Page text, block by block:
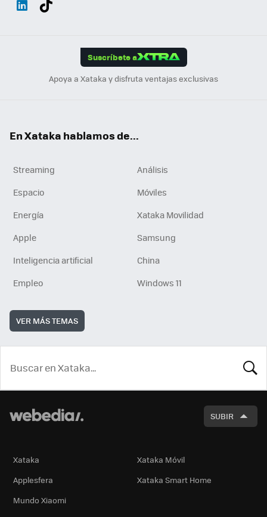
Suscríbete a
Apoya a Xataka y disfruta ventajas exclusivas
En Xataka hablamos de...
Streaming
Análisis
Espacio
Móviles
Energía
Xataka Movilidad
Apple
Samsung
Inteligencia artificial
China
Empleo
Windows 11
VER MÁS TEMAS
SUBIR
Xataka
Xataka Móvil
Applesfera
Xataka Smart Home
Mundo Xiaomi